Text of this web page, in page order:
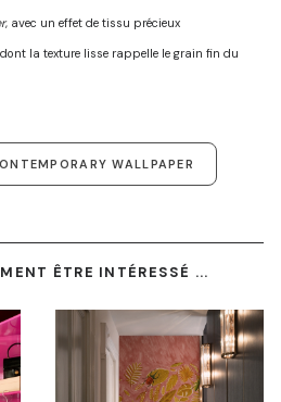
, avec un effet de tissu précieux
dont la texture lisse rappelle le grain fin du
WALLPAPER
ÊTRE INTÉRESSÉ ...